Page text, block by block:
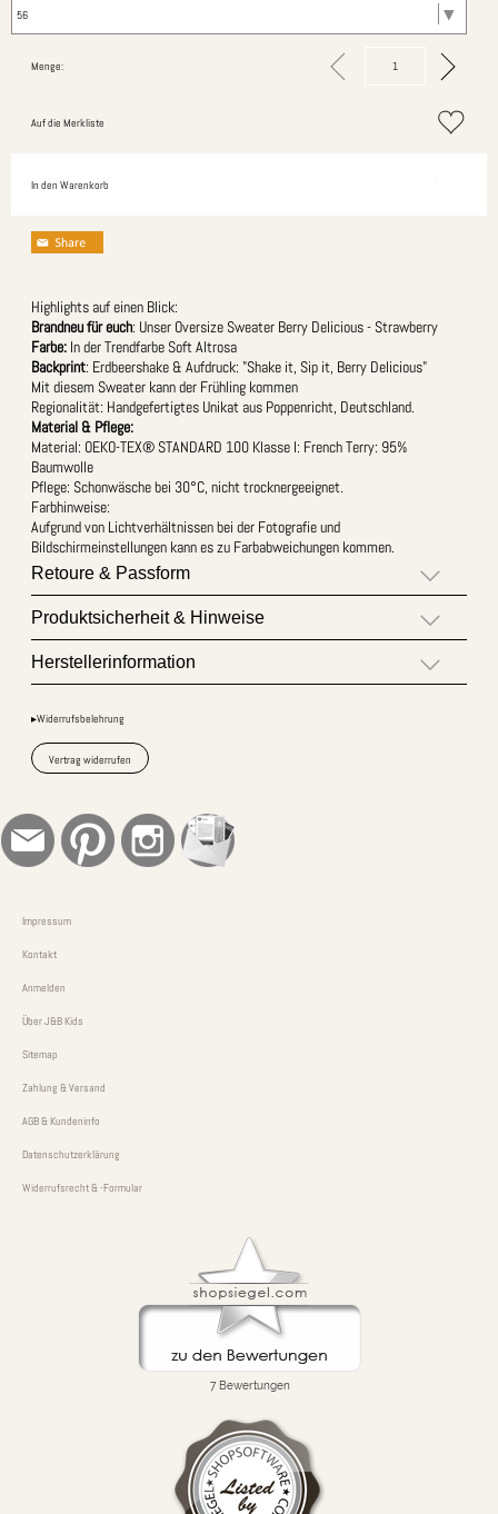
Menge:
Auf die Merkliste
In den Warenkorb
Highlights auf einen Blick:
Brandneu für euch: Unser Oversize Sweater Berry Delicious - Strawberry
Farbe: In der Trendfarbe Soft Altrosa
Backprint: Erdbeershake & Aufdruck: "Shake it, Sip it, Berry Delicious"
Mit diesem Sweater kann der Frühling kommen
Regionalität: Handgefertigtes Unikat aus Poppenricht, Deutschland.
Material & Pflege:
Material: OEKO-TEX® STANDARD 100 Klasse I: French Terry: 95%
Baumwolle
Pflege: Schonwäsche bei 30°C, nicht trocknergeeignet.
Farbhinweise:
Aufgrund von Lichtverhältnissen bei der Fotografie und
Bildschirmeinstellungen kann es zu Farbabweichungen kommen.
Retoure & Passform
Produktsicherheit & Hinweise
Herstellerinformation
▸Widerrufsbelehrung
Vertrag widerrufen
Impressum
Kontakt
Anmelden
Über J&B Kids
Sitemap
Zahlung & Versand
AGB & Kundeninfo
Datenschutzerklärung
Widerrufsrecht & -Formular